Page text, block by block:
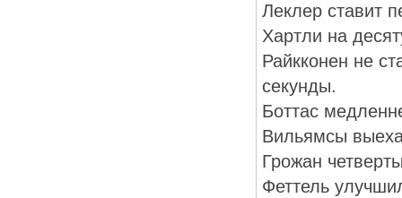
Леклер ставит
Хартли на
Райкконен не
секунды.
Боттас
Вильямсы
Грожан
Феттель